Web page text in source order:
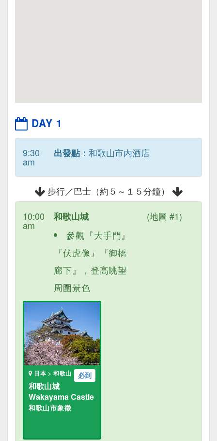
DAY 1
9:30
am
出發點： 和歌山市內酒店
步行／巴士（約５～１５分鐘）
10:00
am
和歌山城
參觀『大手門』
『伏虎像』『御橋
廊下』，登高眺望
周圍景色
(地圖 #1)
必到
日本 > 和歌山
和歌山城
Wakayama Castle
和歌山市象徵